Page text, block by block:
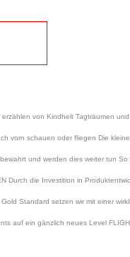
von Kindheit Tagträumen
vorn schauen oder fliegen Die
und werden dies weiter tun So
Durch die Investition in
Standard setzen wir mit einer
auf ein gänzlich neues Level